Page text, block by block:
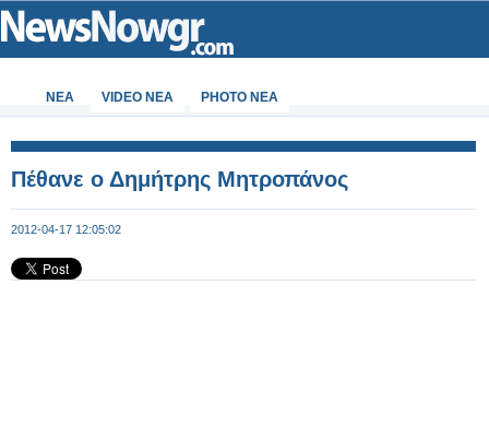
ΝΕΑ VIDEO NEA PHOTO NEA
Πέθανε ο Δημήτρης Μητροπάνος
2012-04-17 12:05:02